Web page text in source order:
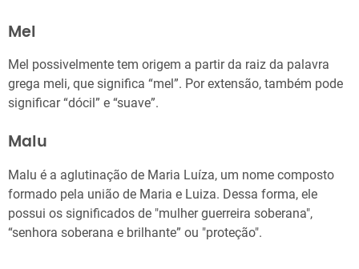
Mel
Mel possivelmente tem origem a partir da raiz da palavra
grega meli, que significa “mel”. Por extensão, também pode
significar “dócil” e “suave”.
Malu
Malu é a aglutinação de Maria Luíza, um nome composto
formado pela união de Maria e Luiza. Dessa forma, ele
possui os significados de "mulher guerreira soberana",
“senhora soberana e brilhante” ou "proteção".